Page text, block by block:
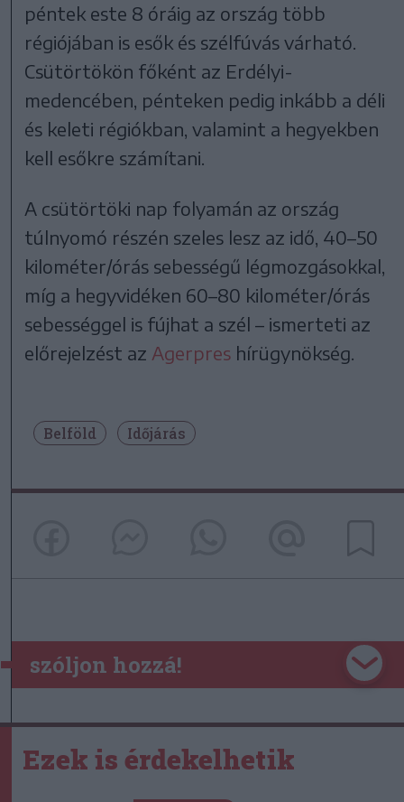
péntek este 8 óráig az ország több
régiójában is esők és szélfúvás várható.
Csütörtökön főként az Erdélyi-
medencében, pénteken pedig inkább a déli
és keleti régiókban, valamint a hegyekben
kell esőkre számítani.
A csütörtöki nap folyamán az ország
túlnyomó részén szeles lesz az idő, 40–50
kilométer/órás sebességű légmozgásokkal,
míg a hegyvidéken 60–80 kilométer/órás
sebességgel is fújhat a szél – ismerteti az
előrejelzést az Agerpres hírügynökség.
Belföld Időjárás
szóljon hozzá!
Ezek is érdekelhetik